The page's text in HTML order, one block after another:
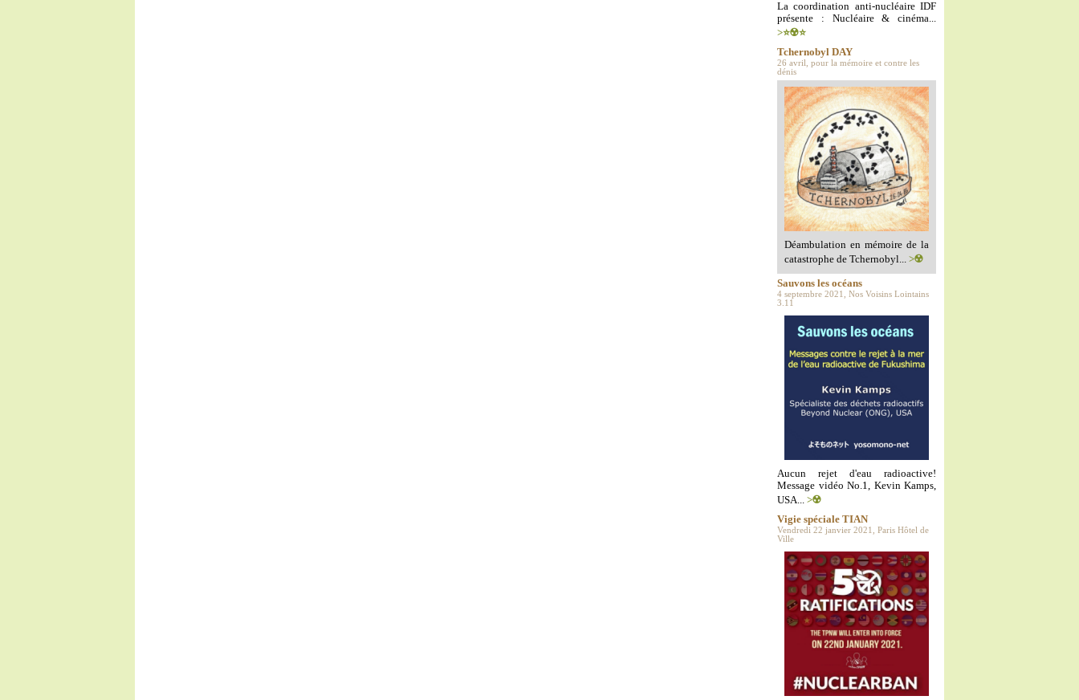
La coordination anti-nucléaire IDF
présente : Nucléaire & cinéma...
>⭐️☢️⭐️
Tchernobyl DAY
26 avril, pour la mémoire et contre les
dénis
Déambulation en mémoire de la
catastrophe de Tchernobyl... >☢️
Sauvons les océans
4 septembre 2021, Nos Voisins Lointains
3.11
Aucun rejet d'eau radioactive!
Message vidéo No.1, Kevin Kamps,
USA... >☢️
Vigie spéciale TIAN
Vendredi 22 janvier 2021, Paris Hôtel de
Ville